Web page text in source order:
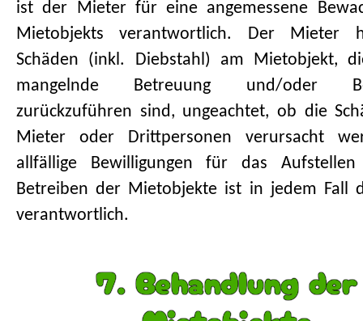
ist der Mieter für eine angemessene
Mietobjekts verantwortlich. Der Mieter
Schäden (inkl. Diebstahl) am Mietobjekt,
mangelnde Betreuung und/oder
zurückzuführen sind, ungeachtet, ob die
Mieter oder Drittpersonen verursacht
allfällige Bewilligungen für das
Betreiben der Mietobjekte ist in jedem Fall
verantwortlich.
7. Behandlung der